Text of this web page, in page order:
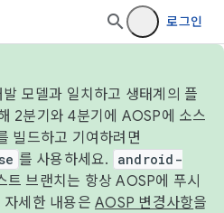
로그인
모델과 일치하고 생태계의 플
2분기와 4분기에 AOSP에 소스
빌드하고 기여하려면
를 사용하세요.
android-
트 브랜치는 항상 AOSP에 푸시
세한 내용은 AOSP 변경사항을